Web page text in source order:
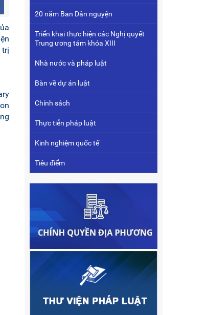
trị
20 năm Ban Dân nguyện
Triển khai thực hiện các Nghị quyết
Trung ương tám khóa XIII
Nhà nước và pháp luật
Bàn về dự án luật
Chính sách
Thực tiễn pháp luật
Kinh nghiệm quốc tế
Tiêu điểm